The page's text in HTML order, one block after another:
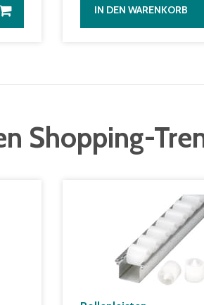
IN DEN WARENKORB
Shopping-